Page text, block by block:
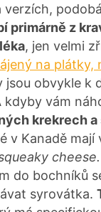
verzích,
primárně z
, jen velmi
na plátky,
obvykle k
vám
krekrech a
v Kanadě
cheese.
do bochníků
syrovátka.